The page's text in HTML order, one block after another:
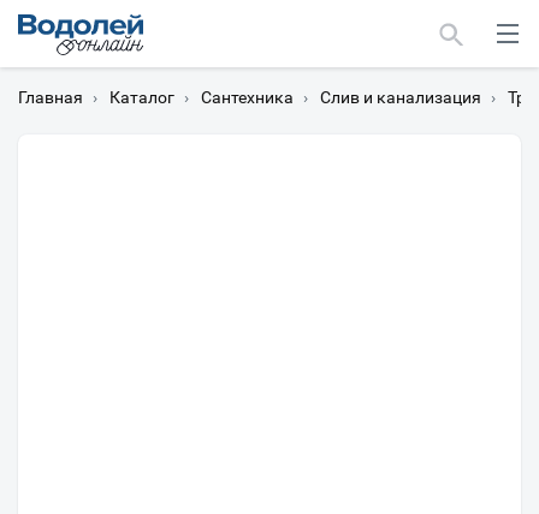
Главная › Каталог › Сантехника › Слив и канализация ›